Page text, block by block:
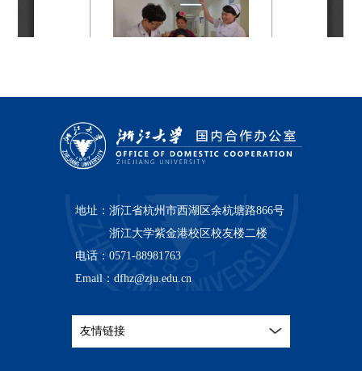
地址： 浙江省杭州市西湖区余杭塘路866号
浙江大学紫金港校区校友楼二楼
电话： 0571-88981763
Email： dfhz@zju.edu.cn
友情链接